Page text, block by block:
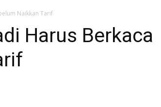
Naikkan Tarif
Harus Berkaca